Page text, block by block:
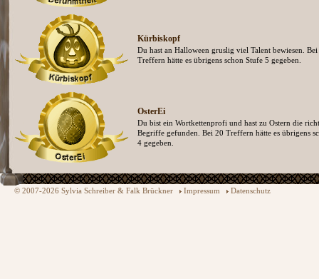
Kürbiskopf
Du hast an Halloween gruslig viel Talent bewiesen.
Treffern hätte es übrigens schon Stufe 5 gegeben.
OsterEi
Du bist ein Wortkettenprofi und hast zu Ostern die
Begriffe gefunden. Bei 20 Treffern hätte es übrigens
4 gegeben.
© 2007-2026 Sylvia Schreiber & Falk Brückner Impressum Datenschutz